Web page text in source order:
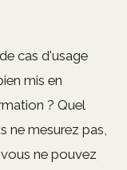
cas d'usage
mis en
? Quel
ne mesurez pas,
ne pouvez